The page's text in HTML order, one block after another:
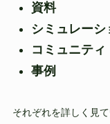
資料
シミュレーシ
コミュニティ
事例
それぞれを詳しく見て